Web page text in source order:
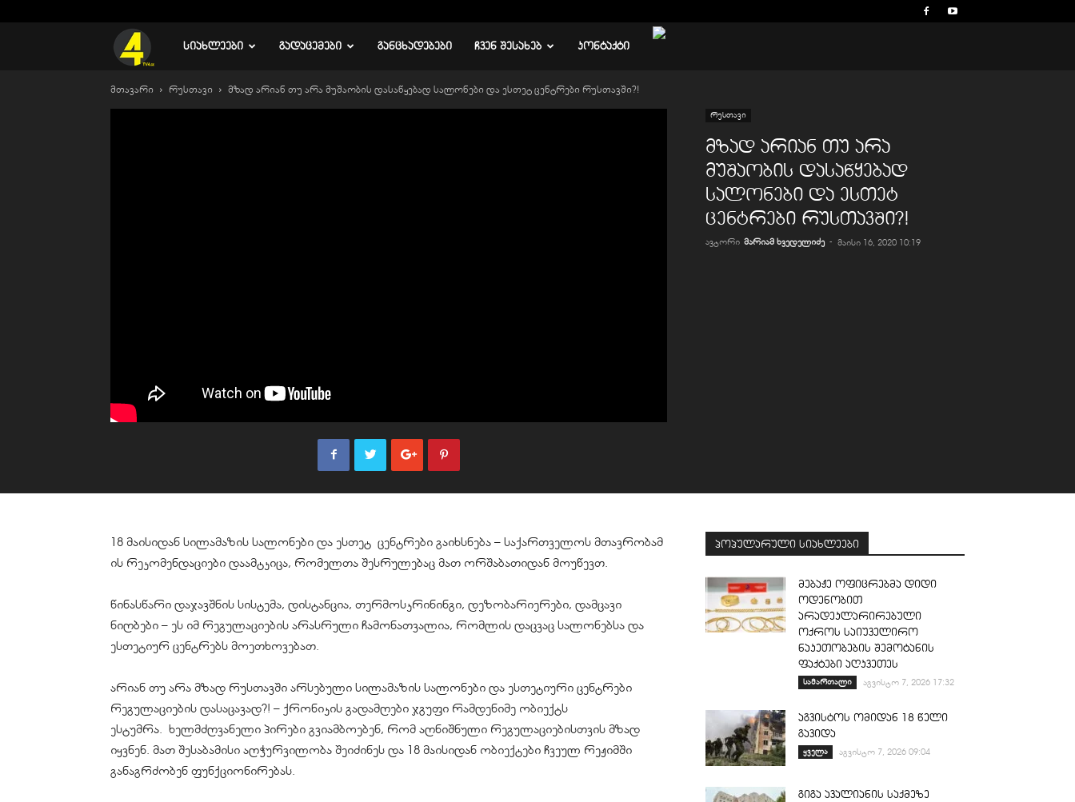
TV
4
ᲡᲘᲐᲮᲚᲔᲔᲑᲘ ᲒᲐᲓᲐᲪᲔᲛᲔᲑᲘ ᲒᲐᲜᲪᲮᲐᲓᲔᲑᲔᲑᲘ ᲩᲕᲔᲜ ᲨᲔᲡᲐᲮᲔᲑ ᲙᲝᲜᲢᲐᲥᲢᲘ
მთავარი რუსთავი მზად არიან თუ არა მუშაობის დასაწყებად სალონები და ესთეტ ცენტრები რუსთავში?!
რუსთავი
მზად არიან თუ არა
მუშაობის დასაწყებად
სალონები და ესთეტ
ცენტრები რუსთავში?!
ავტორი მარიამ ხვედელიძე - მაისი 16, 2020 10:19
18 მაისიდან სილამაზის სალონები და ესთეტ ცენტრები გაიხსნება – საქართველოს მთავრობამ
ის რეკომენდაციები დაამტკიცა, რომელთა შესრულებაც მათ ორშაბათიდან მოუწევთ.
წინასწარი დაჯავშნის სისტემა, დისტანცია, თერმოსკრინინგი, დეზობარიერები, დამცავი
ნიღბები – ეს იმ რეგულაციების არასრული ჩამონათვალია, რომლის დაცვაც სალონებსა და
ესთეტიურ ცენტრებს მოეთხოვებათ.
არიან თუ არა მზად რუსთავში არსებული სილამაზის სალონები და ესთეტიური ცენტრები
რეგულაციების დასაცავად?! – ქრონიკის გადამღები ჯგუფი რამდენიმე ობიექტს
ესტუმრა. ხელმძღვანელი პირები გვიამბოებენ, რომ აღნიშნული რეგულაციებისთვის მზად
იყვნენ. მათ შესაბამისი აღჭურვილობა შეიძინეს და 18 მაისიდან ობიექტები ჩვეულ რეჟიმში
განაგრძობენ ფუნქციონირებას.
პოპულარული სიახლეები
მებაჟე ოფიცრებმა დიდი
ოდენობით
არადეკლარირებული
ოქროს საიუველირო
ნაკეთობების შემოტანის
ფაქტები აღკვეთეს
სამართალი აგვისტო 7, 2026 17:32
აგვისტოს ომიდან 18 წელი
გავიდა
ყველა აგვისტო 7, 2026 09:04
გიგა ავალიანის საქმეზე